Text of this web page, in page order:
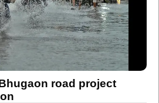
road project